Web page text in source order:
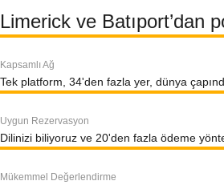
Limerick ve Batıport’dan
Kapsamlı Ağ
Tek platform, 34'den fazla yer, dünya
Uygun Rezervasyon
Dilinizi biliyoruz ve 20'den fazla ödeme
Mükemmel Değerlendirme